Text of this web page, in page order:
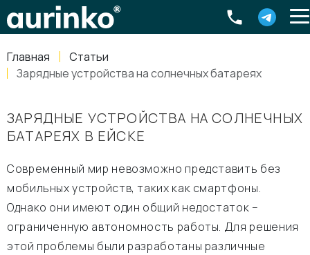
Главная
Статьи
Зарядные устройства на солнечных батареях
ЗАРЯДНЫЕ УСТРОЙСТВА НА СОЛНЕЧНЫХ
БАТАРЕЯХ В ЕЙСКЕ
Современный мир невозможно представить без
мобильных устройств, таких как смартфоны.
Однако они имеют один общий недостаток –
ограниченную автономность работы. Для решения
этой проблемы были разработаны различные
Россия, Свердловская область Екатеринбург ,
8-800-770-79-40